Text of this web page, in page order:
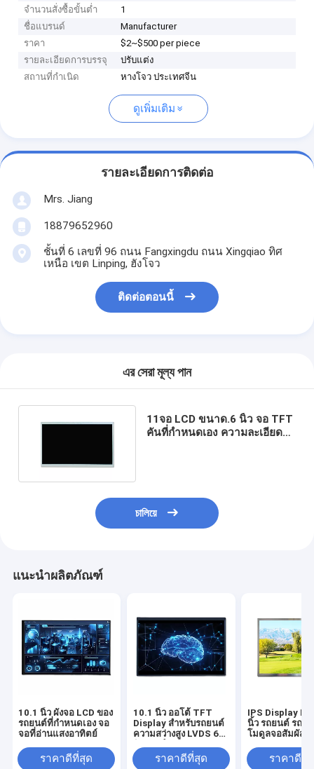
จำนวนสั่งซื้อขั้นต่ำ
1
ชื่อแบรนด์
Manufacturer
ราคา
$2~$500 per piece
รายละเอียดการบรรจุ
ปรับแต่ง
สถานที่กำเนิด
หางโจว ประเทศจีน
ดูเพิ่มเติม
รายละเอียดการติดต่อ
Mrs. Jiang
18879652960
ชั้นที่ 6 เลขที่ 96 ถนน Fangxingdu ถนน Xingqiao ทิศ
เหนือ เขต Linping, ฮังโจว
ติดต่อตอนนี้
এর সেরা মূল্য পান
11จอ LCD ขนาด.6 นิ้ว จอ TFT
คันที่กําหนดเอง ความละเอียดสูง
চালিয়ে
แนะนำผลิตภัณฑ์
10.1 นิ้ว ผังจอ LCD ของ
รถยนต์ที่กําหนดเอง จอ
จอที่อ่านแสงอาทิตย์
ราคาดีที่สุด
10.1 นิ้ว ออโต้ TFT
Display สําหรับรถยนต์
ความสว่างสูง LVDS 60
ราคาดีที่สุด
IPS Display
นิ้ว รถยนต์ รถย
โมดูลจอสัมผัส
ราคาดีที่